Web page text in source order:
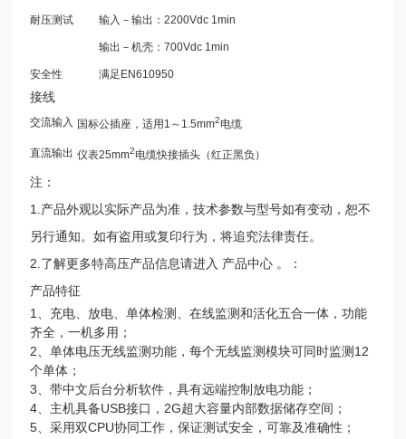
耐压测试 输入－输出：2200Vdc 1min
输出－机壳：700Vdc 1min
安全性 满足EN610950
接线
交流输入 国标公插座，适用1～1.5mm2电缆
直流输出 仪表25mm2电缆快接插头（红正黑负）
注：
1.产品外观以实际产品为准，技术参数与型号如有变动，恕不
另行通知。如有盗用或复印行为，将追究法律责任。
2.了解更多特高压产品信息请进入 产品中心 。：
产品特征
1、充电、放电、单体检测、在线监测和活化五合一体，功能
齐全，一机多用；
2、单体电压无线监测功能，每个无线监测模块可同时监测12
个单体；
3、带中文后台分析软件，具有远端控制放电功能；
4、主机具备USB接口，2G超大容量内部数据储存空间；
5、采用双CPU协同工作，保证测试安全，可靠及准确性；